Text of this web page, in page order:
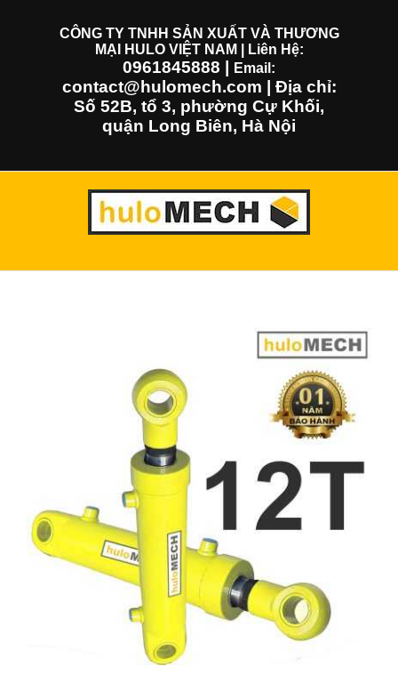
CÔNG TY TNHH SẢN XUẤT VÀ THƯƠNG
MẠI HULO VIỆT NAM | Liên Hệ:
0961845888 Email:
contact@hulomech.com | Địa chỉ:
Số 52B, tổ 3, phường Cự Khối,
quận Long Biên, Hà Nội